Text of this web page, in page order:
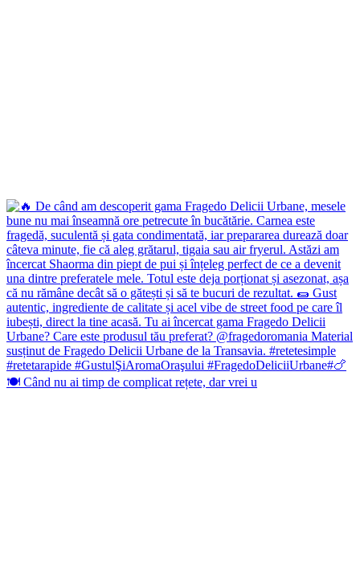
🍽️ Când nu ai timp de complicat rețete, dar vrei u